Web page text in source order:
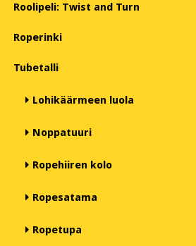
Roolipeli: Twist and Turn
Roperinki
Tubetalli
Lohikäärmeen luola
Noppatuuri
Ropehiiren kolo
Ropesatama
Ropetupa